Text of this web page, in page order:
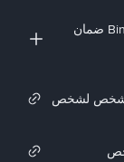
كيف أحمي نفسي من الاحتيال؟ Binance P2P ضمان